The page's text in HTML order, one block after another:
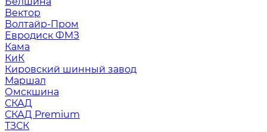
Вектор
Волтайр-Пром
Евродиск ФМЗ
Кама
КиК
Кировский шинный завод
Маршал
Омскшина
СКАД
СКАД Premium
ТЗСК